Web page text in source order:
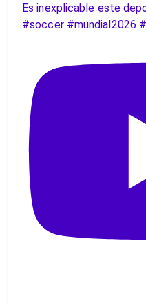
Es inexplicable este
#soccer #mundial2026